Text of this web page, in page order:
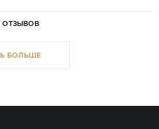
ОТЗЫВОВ
БОЛЬШЕ